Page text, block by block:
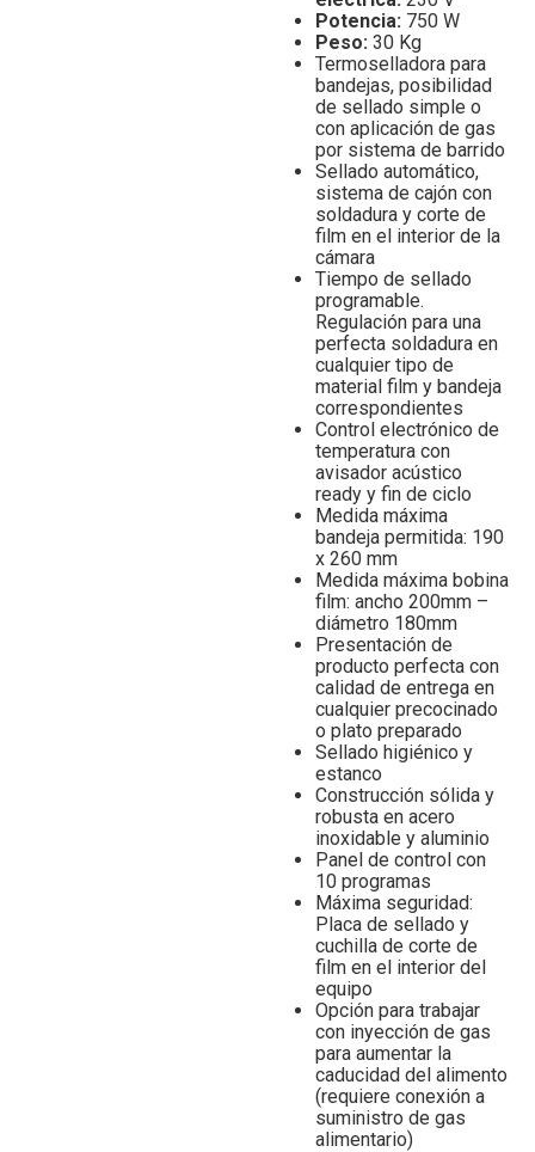
Potencia: 750 W
Peso: 30 Kg
Termoselladora para
bandejas, posibilidad
de sellado simple o
con aplicación de gas
por sistema de barrido
Sellado automático,
sistema de cajón con
soldadura y corte de
film en el interior de la
cámara
Tiempo de sellado
programable.
Regulación para una
perfecta soldadura en
cualquier tipo de
material film y bandeja
correspondientes
Control electrónico de
temperatura con
avisador acústico
ready y fin de ciclo
Medida máxima
bandeja permitida: 190
x 260 mm
Medida máxima bobina
film: ancho 200mm –
diámetro 180mm
Presentación de
producto perfecta con
calidad de entrega en
cualquier precocinado
o plato preparado
Sellado higiénico y
estanco
Construcción sólida y
robusta en acero
inoxidable y aluminio
Panel de control con
10 programas
Máxima seguridad:
Placa de sellado y
cuchilla de corte de
film en el interior del
equipo
Opción para trabajar
con inyección de gas
para aumentar la
caducidad del alimento
(requiere conexión a
suministro de gas
alimentario)